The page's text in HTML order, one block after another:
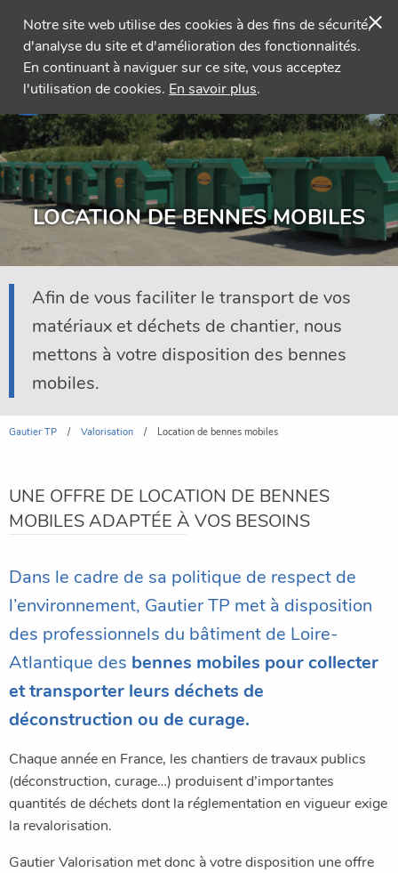
Notre site web utilise des cookies à des fins de sécurité,
d'analyse du site et d'amélioration des fonctionnalités.
En continuant à naviguer sur ce site, vous acceptez
l'utilisation de cookies. En savoir plus.
×
Menu
LOCATION DE BENNES MOBILES
Afin de vous faciliter le transport de vos
matériaux et déchets de chantier, nous
mettons à votre disposition des bennes
mobiles.
Gautier TP Valorisation Location de bennes mobiles
UNE OFFRE DE LOCATION DE BENNES
MOBILES ADAPTÉE À VOS BESOINS
Dans le cadre de sa politique de respect de
l’environnement, Gautier TP met à disposition
des professionnels du bâtiment de Loire-
Atlantique des bennes mobiles pour collecter
et transporter leurs déchets de
déconstruction ou de curage.
Chaque année en France, les chantiers de travaux publics
(déconstruction, curage…) produisent d’importantes
quantités de déchets dont la réglementation en vigueur exige
la revalorisation.
Gautier Valorisation met donc à votre disposition une offre